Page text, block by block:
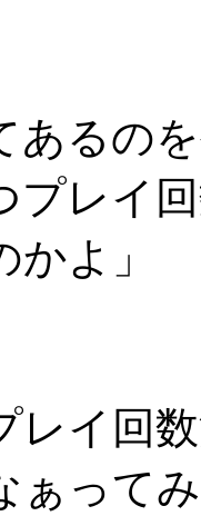
あるの
プレイ
よ」
レイ回
ぁって